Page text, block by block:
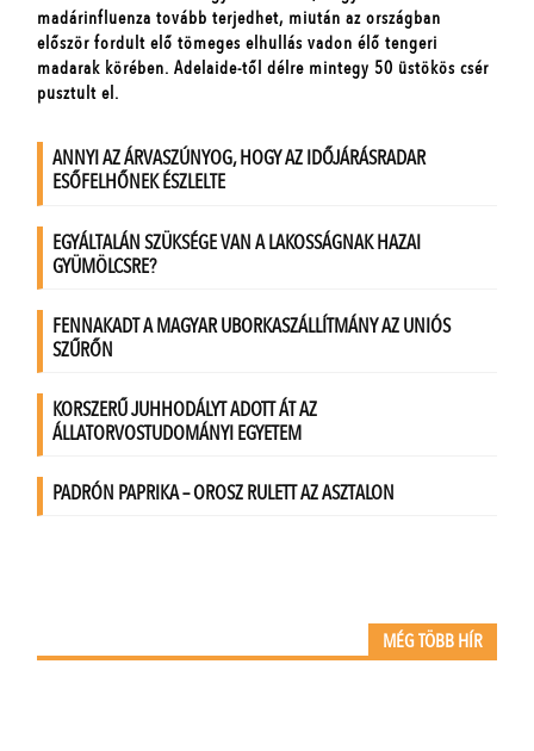
MÉG TÖBB HÍR